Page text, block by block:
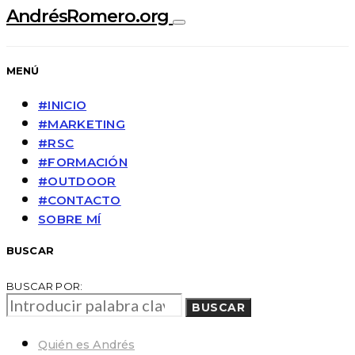
AndrésRomero.org
MENÚ
#INICIO
#MARKETING
#RSC
#FORMACIÓN
#OUTDOOR
#CONTACTO
SOBRE MÍ
BUSCAR
BUSCAR POR:
BUSCAR
Quién es Andrés